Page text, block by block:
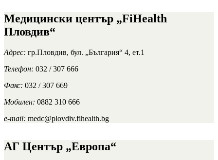
Медицински център „FiHealth
Пловдив“
Адрес: гр.Пловдив, бул. „България“ 4, ет.1
Телефон: 032 / 307 666
Факс: 032 / 307 669
Мобилен: 0882 310 666
e-mail: medc@plovdiv.fihealth.bg
АГ Център „Европа“